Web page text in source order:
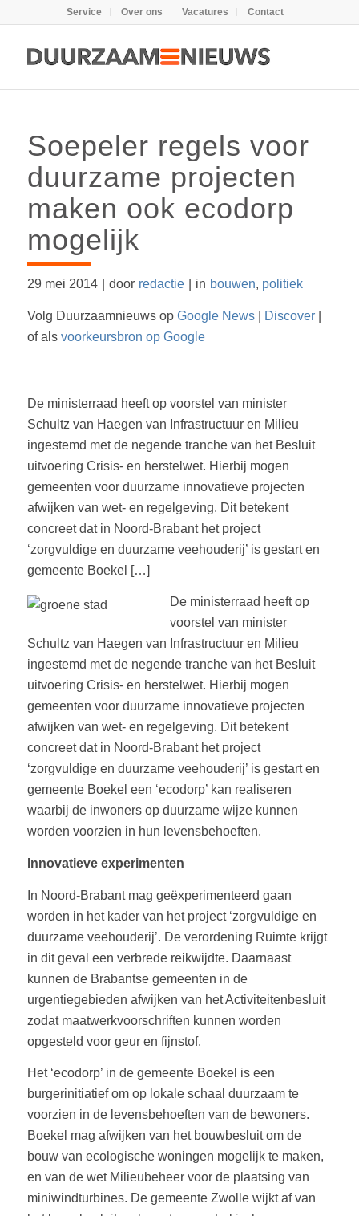
Service Over ons Vacatures Contact
Soepeler regels voor
duurzame projecten
maken ook ecodorp
mogelijk
29 mei 2014 door redactie in bouwen, politiek
Volg Duurzaamnieuws op Google News| Discover|
of als voorkeursbron op Google
De ministerraad heeft op voorstel van minister
Schultz van Haegen van Infrastructuur en Milieu
ingestemd met de negende tranche van het Besluit
uitvoering Crisis- en herstelwet. Hierbij mogen
gemeenten voor duurzame innovatieve projecten
afwijken van wet- en regelgeving. Dit betekent
concreet dat in Noord-Brabant het project
‘zorgvuldige en duurzame veehouderij’ is gestart en
gemeente Boekel […]
De ministerraad heeft op
voorstel van minister
Schultz van Haegen van Infrastructuur en Milieu
ingestemd met de negende tranche van het Besluit
uitvoering Crisis- en herstelwet. Hierbij mogen
gemeenten voor duurzame innovatieve projecten
afwijken van wet- en regelgeving. Dit betekent
concreet dat in Noord-Brabant het project
‘zorgvuldige en duurzame veehouderij’ is gestart en
gemeente Boekel een ‘ecodorp’ kan realiseren
waarbij de inwoners op duurzame wijze kunnen
worden voorzien in hun levensbehoeften.
Innovatieve experimenten
In Noord-Brabant mag geëxperimenteerd gaan
worden in het kader van het project ‘zorgvuldige en
duurzame veehouderij’. De verordening Ruimte krijgt
in dit geval een verbrede reikwijdte. Daarnaast
kunnen de Brabantse gemeenten in de
urgentiegebieden afwijken van het Activiteitenbesluit
zodat maatwerkvoorschriften kunnen worden
opgesteld voor geur en fijnstof.
Het ‘ecodorp’ in de gemeente Boekel is een
burgerinitiatief om op lokale schaal duurzaam te
voorzien in de levensbehoeften van de bewoners.
Boekel mag afwijken van het bouwbesluit om de
bouw van ecologische woningen mogelijk te maken,
en van de wet Milieubeheer voor de plaatsing van
miniwindturbines. De gemeente Zwolle wijkt af van